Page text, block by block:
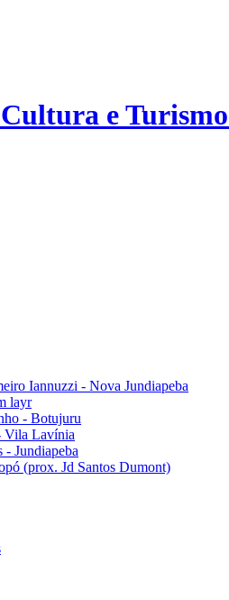
e
Iannuzzi - Nova Jundiapeba
layr
- Botujuru
Vila Lavínia
Jundiapeba
(prox. Jd Santos Dumont)